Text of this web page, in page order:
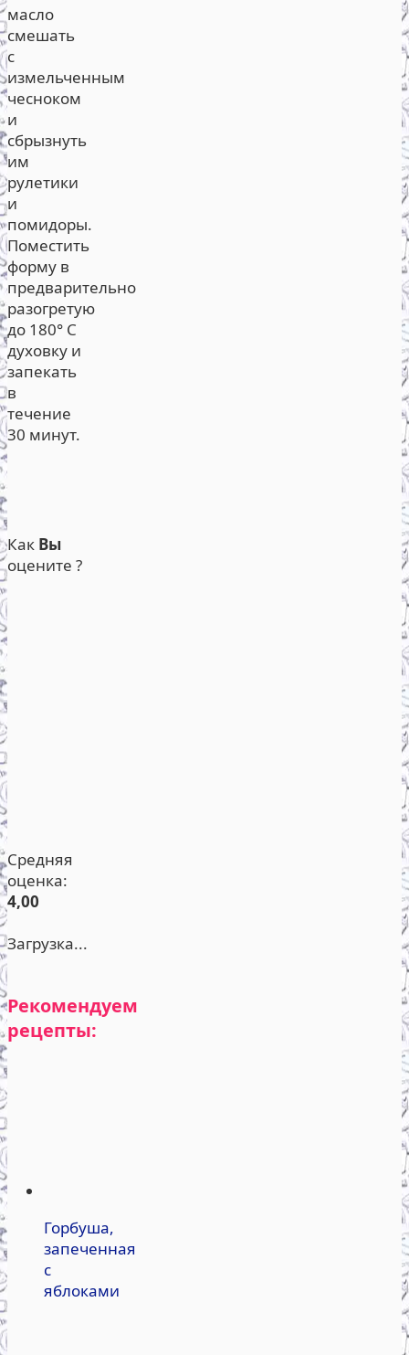
масло
смешать
с
измельченным
чесноком
и
сбрызнуть
им
рулетики
и
помидоры.
Поместить
форму в
предварительно
разогретую
до 180° С
духовку и
запекать
в
течение
30 минут.
Как Вы
оцените ?
Средняя
оценка:
4,00
Загрузка...
Рекомендуем
рецепты:
Горбуша,
запеченная
с
яблоками